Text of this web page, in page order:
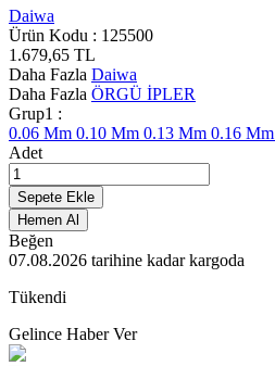
Daiwa
Ürün Kodu : 125500
1.679,65 TL
Daha Fazla Daiwa
Daha Fazla ÖRGÜ İPLER
Grup1 :
0.06 Mm 0.10 Mm 0.13 Mm 0.16 Mm
Adet
Sepete Ekle
Hemen Al
Beğen
07.08.2026 tarihine kadar kargoda
Tükendi
Gelince Haber Ver